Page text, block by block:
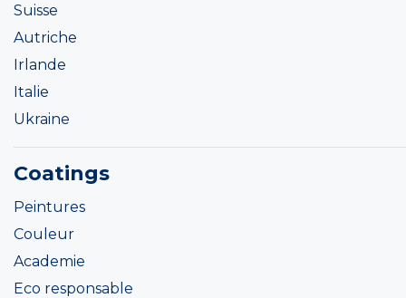
Suisse
Autriche
Irlande
Italie
Ukraine
Coatings
Peintures
Couleur
Academie
Eco responsable